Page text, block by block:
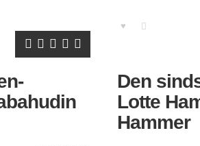
Den
Lotte
Hammer